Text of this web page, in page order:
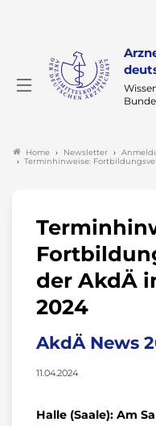
Home Newsletter
Terminhinweise:
der AkdÄ
2024
AkdÄ News
11.04.2024
Halle (Saale): Am